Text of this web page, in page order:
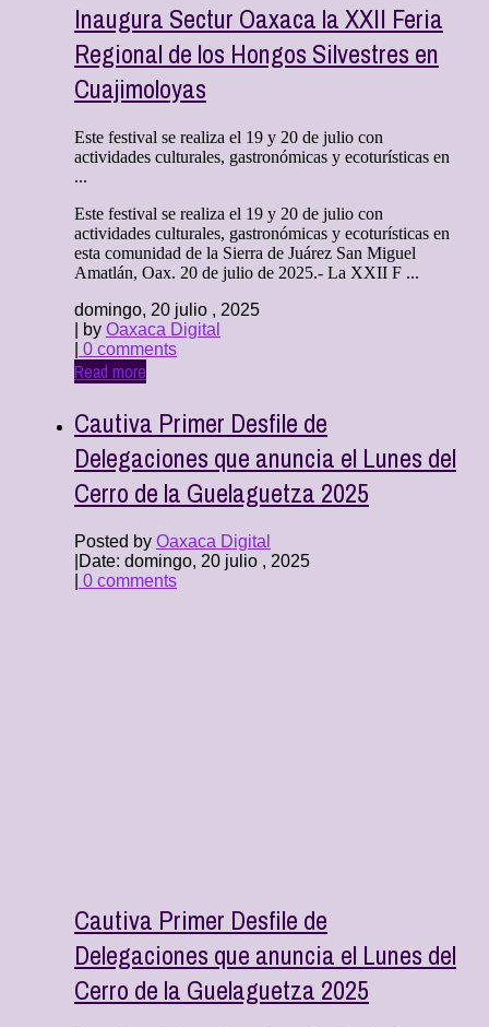
Inaugura Sectur Oaxaca la XXII Feria
Regional de los Hongos Silvestres en
Cuajimoloyas
Este festival se realiza el 19 y 20 de julio con
actividades culturales, gastronómicas y ecoturísticas en
...
Este festival se realiza el 19 y 20 de julio con
actividades culturales, gastronómicas y ecoturísticas en
esta comunidad de la Sierra de Juárez San Miguel
Amatlán, Oax. 20 de julio de 2025.- La XXII F ...
domingo, 20 julio , 2025
| by Oaxaca Digital
0 comments
Read more
Cautiva Primer Desfile de
Delegaciones que anuncia el Lunes del
Cerro de la Guelaguetza 2025
Posted by Oaxaca Digital
Date: domingo, 20 julio , 2025
0 comments
Cautiva Primer Desfile de
Delegaciones que anuncia el Lunes del
Cerro de la Guelaguetza 2025